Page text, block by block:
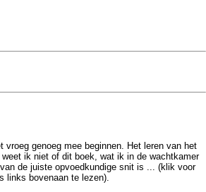
vroeg genoeg mee beginnen. Het leren van het
ik niet of dit boek, wat ik in de wachtkamer
de juiste opvoedkundige snit is ... (klik voor
links bovenaan te lezen).